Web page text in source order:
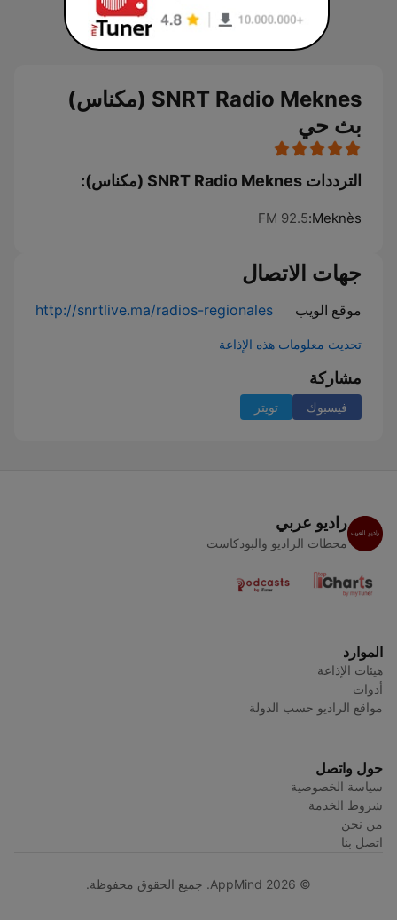
SNRT Radio Meknes (مكناس)
بث حي
الترددات SNRT Radio Meknes (مكناس):
Meknès:
92.5 FM
جهات الاتصال
موقع الويب http://snrtlive.ma/radios-regionales
تحديث معلومات هذه الإذاعة
مشاركة
فيسبوك تويتر
راديو عربي
محطات الراديو والبودكاست
الموارد
هيئات الإذاعة
أدوات
مواقع الراديو حسب الدولة
حول واتصل
سياسة الخصوصية
شروط الخدمة
من نحن
اتصل بنا
© AppMind 2026. جميع الحقوق محفوظة.